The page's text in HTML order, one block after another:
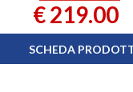
€ 219.00
SCHEDA